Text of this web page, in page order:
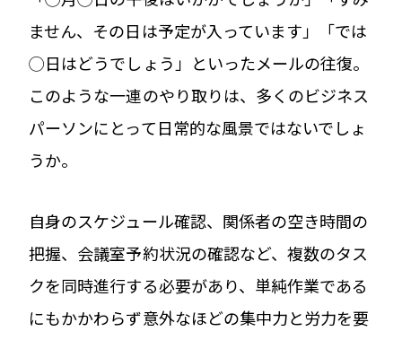
ません、その日は予定が入っています」「では
◯日はどうでしょう」といったメールの往復。
このような一連のやり取りは、多くのビジネス
パーソンにとって日常的な風景ではないでしょ
うか。
自身のスケジュール確認、関係者の空き時間の
把握、会議室予約状況の確認など、複数のタス
クを同時進行する必要があり、単純作業である
にもかかわらず意外なほどの集中力と労力を要